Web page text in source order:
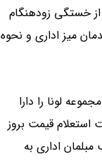
از خستگی زودهنگام
میز اداری و نحوه
لونا را دارا
قیمت بروز
اداری به